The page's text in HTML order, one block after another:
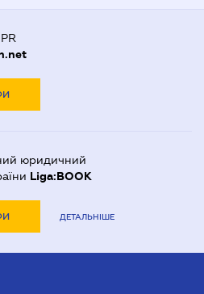
юридичний
Liga:BOOK
ДЕТАЛЬНІШЕ